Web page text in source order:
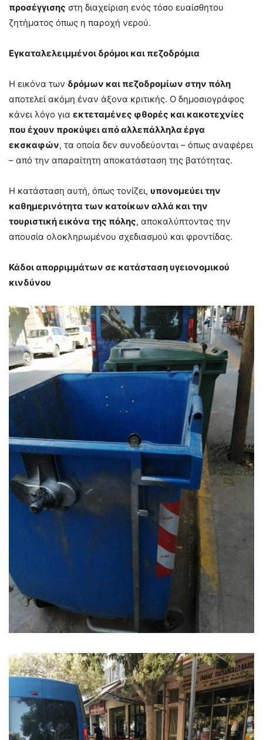
προσέγγισης στη διαχείριση ενός τόσο ευαίσθητου
ζητήματος όπως η παροχή νερού.
Εγκαταλελειμμένοι δρόμοι και πεζοδρόμια
Η εικόνα των δρόμων και πεζοδρομίων στην πόλη
αποτελεί ακόμη έναν άξονα κριτικής. Ο δημοσιογράφος
κάνει λόγο για εκτεταμένες φθορές και κακοτεχνίες
που έχουν προκύψει από αλλεπάλληλα έργα
εκσκαφών, τα οποία δεν συνοδεύονται – όπως αναφέρει
– από την απαραίτητη αποκατάσταση της βατότητας.
Η κατάσταση αυτή, όπως τονίζει, υπονομεύει την
καθημερινότητα των κατοίκων αλλά και την
τουριστική εικόνα της πόλης, αποκαλύπτοντας την
απουσία ολοκληρωμένου σχεδιασμού και φροντίδας.
Κάδοι απορριμμάτων σε κατάσταση υγειονομικού
κινδύνου